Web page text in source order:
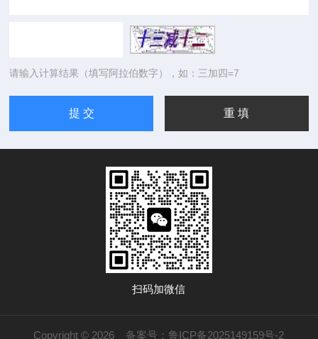
请输入计算结果（填写阿拉伯数字），如：三加四=7
扫码加微信
Copyright © 2026 备案号：鲁ICP备2025149159号-2